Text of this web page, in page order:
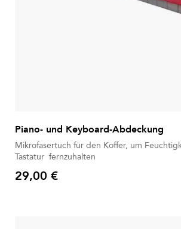
Piano- und Keyboard-Abdeckung
Mikrofasertuch für den Koffer, um Feuchtigkeit von der
Tastatur fernzuhalten
Preis
29,00 €